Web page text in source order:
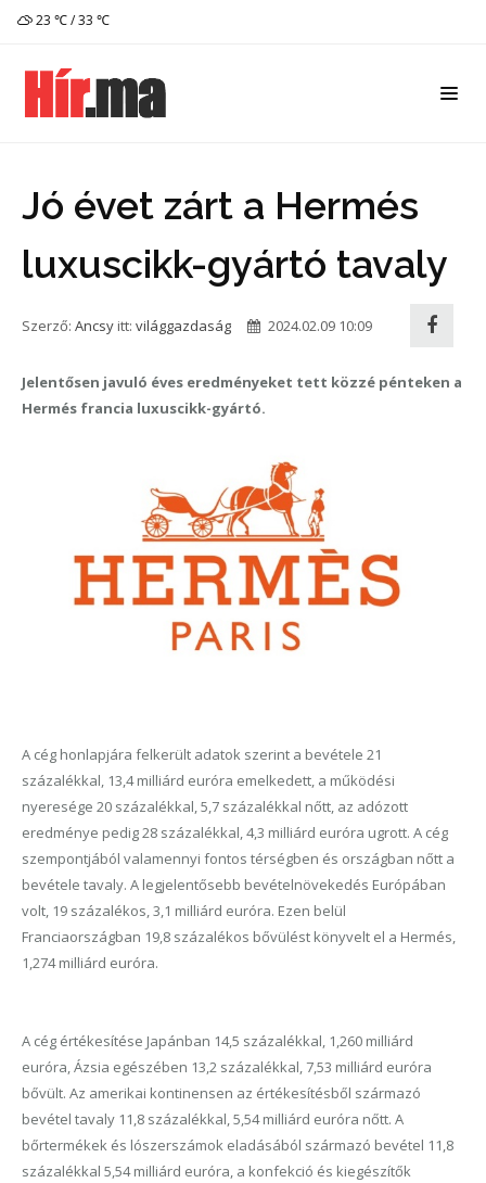
23 ℃ / 33 ℃
Jó évet zárt a Hermés
luxuscikk-gyártó tavaly
Szerző: Ancsy itt: világgazdaság 2024.02.09 10:09
Jelentősen javuló éves eredményeket tett közzé pénteken a
Hermés francia luxuscikk-gyártó.
A cég honlapjára felkerült adatok szerint a bevétele 21
százalékkal, 13,4 milliárd euróra emelkedett, a működési
nyeresége 20 százalékkal, 5,7 százalékkal nőtt, az adózott
eredménye pedig 28 százalékkal, 4,3 milliárd euróra ugrott. A cég
szempontjából valamennyi fontos térségben és országban nőtt a
bevétele tavaly. A legjelentősebb bevételnövekedés Európában
volt, 19 százalékos, 3,1 milliárd euróra. Ezen belül
Franciaországban 19,8 százalékos bővülést könyvelt el a Hermés,
1,274 milliárd euróra.
A cég értékesítése Japánban 14,5 százalékkal, 1,260 milliárd
euróra, Ázsia egészében 13,2 százalékkal, 7,53 milliárd euróra
bővült. Az amerikai kontinensen az értékesítésből származó
bevétel tavaly 11,8 százalékkal, 5,54 milliárd euróra nőtt. A
bőrtermékek és lószerszámok eladásából származó bevétel 11,8
százalékkal 5,54 milliárd euróra, a konfekció és kiegészítők